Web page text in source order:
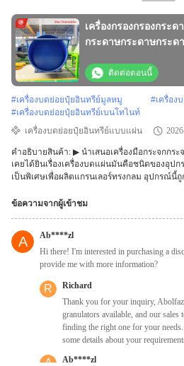
เครื่องกรองกรองกระ
กระดาษกระดาษกระด
กระดาษกระดาษกระด
กระดาษกระดาษกระด
ติดต่อตอนนี้
#เครื่องบดย่อยปุ๋ยอินทรีย์มูลหมู #เครื่อง
#เครื่องบดย่อยปุ๋ยอินทรีย์เบนโทไนท์
เครื่องบดย่อยปุ๋ยอินทรีย์แบบแผ่น
คําอธิบายสินค้า: ▶ นําเสนอเครื่องมือกระจกกระ
เคยได้ยินเรื่องเครื่องบดแผ่นมันคือชนิดของอุป
เป็นพิเศษเพื่อผลิตแกรนเลอร์ทรงกลม อุปกรณ์นี้ถู
ข้อความจากผู้เข้าชม
A Ab****zl
Hi there! I'm interested in purchasing a
provide me with more information?
R Richard
Thank you for your inquiry,
granulators available, and our
finding the right one for your
some details about your
A Ab****zl